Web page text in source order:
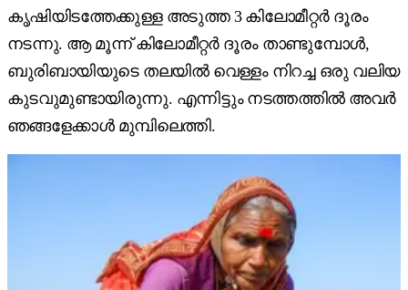
കൃഷിയിടത്തേക്കുള്ള അടുത്ത 3 കിലോമീറ്റർ ദൂരം
നടന്നു. ആ മൂന്ന് കിലോമീറ്റർ ദൂരം താണ്ടുമ്പോൾ,
ബുരിബായിയുടെ തലയിൽ വെള്ളം നിറച്ച ഒരു വലിയ
കുടവുമുണ്ടായിരുന്നു. എന്നിട്ടും നടത്തത്തിൽ അവർ
ഞങ്ങളേക്കാൾ മുമ്പിലെത്തി.